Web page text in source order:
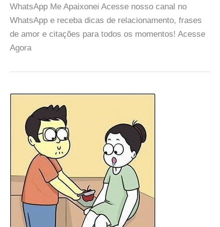
WhatsApp Me Apaixonei Acesse nosso canal no
WhatsApp e receba dicas de relacionamento, frases
de amor e citações para todos os momentos! Acesse
Agora